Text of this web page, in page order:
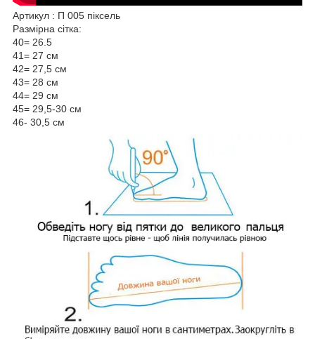
Артикул : П 005 піксель
Размірна сітка:
40= 26.5
41= 27 см
42= 27,5 см
43= 28 см
44= 29 см
45= 29,5-30 см
46- 30,5 см